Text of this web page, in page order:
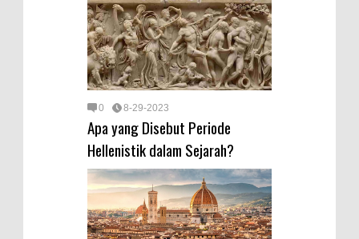
0 8-29-2023
Apa yang Disebut Periode
Hellenistik dalam Sejarah?